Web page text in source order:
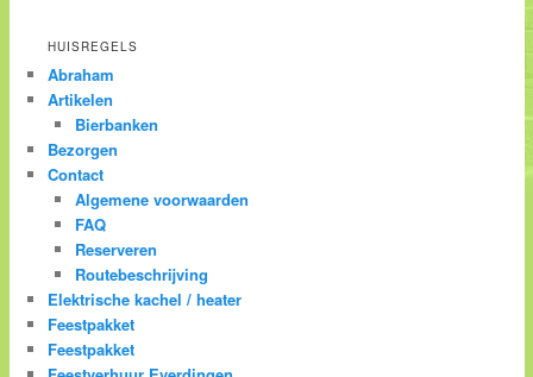
HUISREGELS
Abraham
Artikelen
Bierbanken
Bezorgen
Contact
Algemene voorwaarden
FAQ
Reserveren
Routebeschrijving
Elektrische kachel / heater
Feestpakket
Feestpakket